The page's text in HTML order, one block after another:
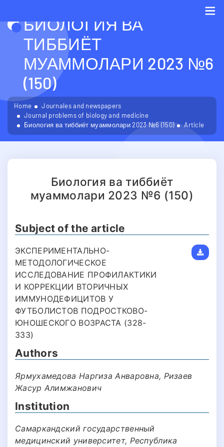
БИОЛОГИЯ ВА
ТИББИЁТ
МУАММОЛАРИ 2023 №6
(150)
Home
Journales and newspapers
Journal problems of biology and medicine
Биология ва тиббиёт муаммолари 2023 №6 (150)
Article
Биология ва тиббиёт
муаммолари 2023 №6 (150)
Subject of the article
ЭКСПЕРИМЕНТАЛЬНО-
МЕТОДОЛОГИЧЕСКОЕ
ИССЛЕДОВАНИЕ ПРОФИЛАКТИКИ
И КОРРЕКЦИИ ВТОРИЧНЫХ
ИММУНОДЕФИЦИТОВ У
ФУТБОЛИСТОВ ПОДРОСТКОВО-
ЮНОШЕСКОГО ВОЗРАСТА (328-
333)
Authors
Ярмухамедова Наргиза Анваровна, Ризаев
Жасур Алимжанович
Institution
Самаркандский государственный
медицинский университет, Республика